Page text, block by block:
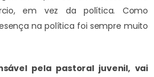
em vez da política. Como
na política foi sempre muito
pela pastoral juvenil, vai